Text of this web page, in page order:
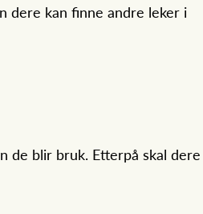
dere kan finne andre leker i
de blir bruk. Etterpå skal dere